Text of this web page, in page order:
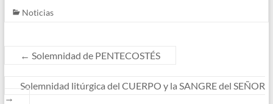
Noticias
← Solemnidad de PENTECOSTÉS
Solemnidad litúrgica del CUERPO y la SANGRE del SEÑOR
→